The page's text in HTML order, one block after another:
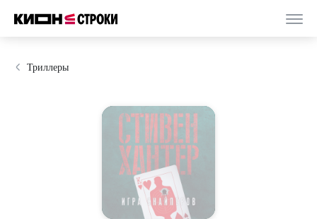
Триллеры